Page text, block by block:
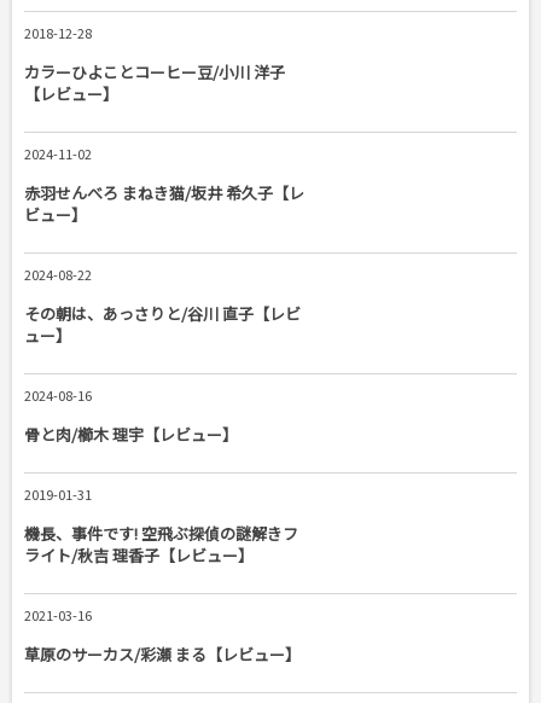
2018-12-28
カラーひよことコーヒー豆/小川 洋子
【レビュー】
2024-11-02
赤羽せんべろ まねき猫/坂井 希久子【レ
ビュー】
2024-08-22
その朝は、あっさりと/谷川 直子【レビ
ュー】
2024-08-16
骨と肉/櫛木 理宇【レビュー】
2019-01-31
機長、事件です! 空飛ぶ探偵の謎解きフ
ライト/秋吉 理香子【レビュー】
2021-03-16
草原のサーカス/彩瀬 まる【レビュー】